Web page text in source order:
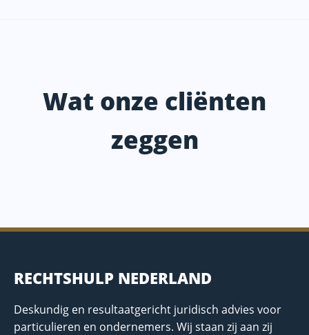
Wat onze cliënten
zeggen
RECHTSHULP NEDERLAND
Deskundig en resultaatgericht juridisch advies voor
particulieren en ondernemers. Wij staan zij aan zij